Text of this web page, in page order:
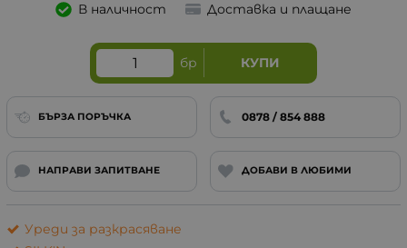
В наличност Доставка и плащане
бр КУПИ
БЪРЗА ПОРЪЧКА 0878 / 854 888
НАПРАВИ ЗАПИТВАНЕ ДОБАВИ В ЛЮБИМИ
Уреди за разкрасяване